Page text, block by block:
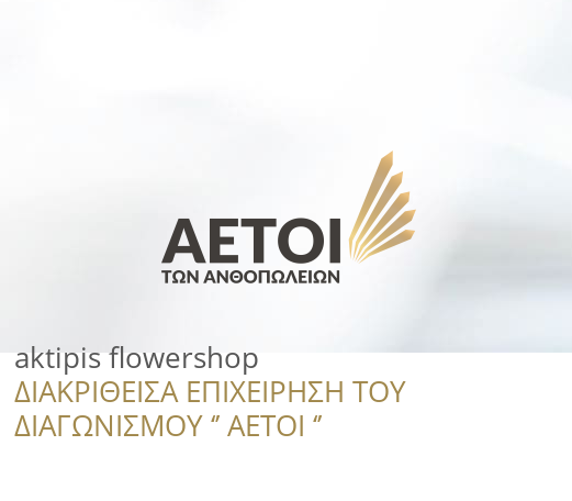
aktipis flowershop
ΔΙΑΚΡΙΘΕΙΣΑ ΕΠΙΧΕΙΡΗΣΗ ΤΟΥ
ΔΙΑΓΩΝΙΣΜΟΥ ‘’ ΑΕΤΟΙ ‘’